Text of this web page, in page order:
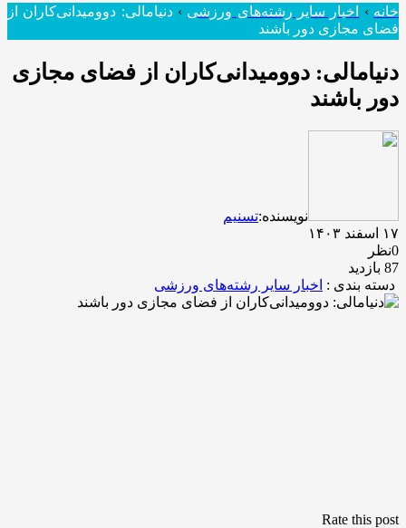
خانه › اخبار سایر رشته‌های ورزشی ›دنیامالی: دوومیدانی‌کاران از
فضای مجازی دور باشند
دنیامالی: دوومیدانی‌کاران از فضای مجازی
دور باشند
نویسنده:تسنیم
۱۷ اسفند ۱۴۰۳
0نظر
87 بازدید
دسته بندی : اخبار سایر رشته‌های ورزشی
Rate this post